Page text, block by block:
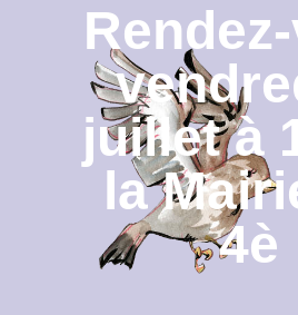
Présentation
Documents
Les menus à venir
Contact
Archives du blog
juillet à
la
4è